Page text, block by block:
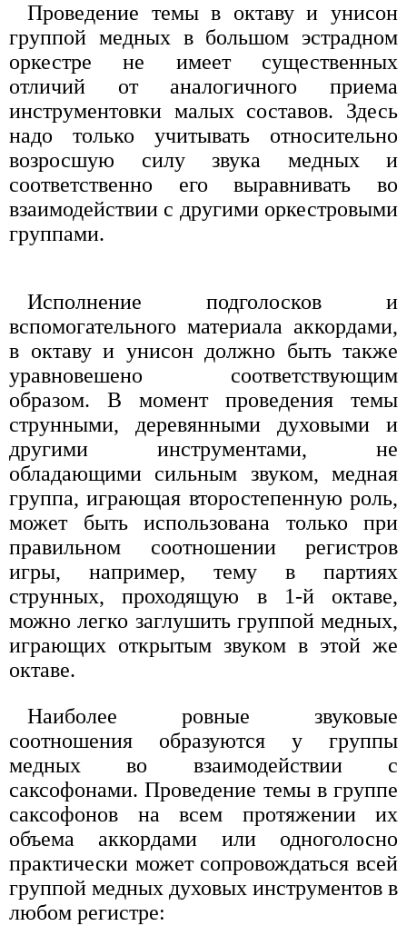
Проведение темы в октаву и унисон
группой медных в большом эстрадном
оркестре не имеет существенных
отличий от аналогичного приема
инструментовки малых составов. Здесь
надо только учитывать относительно
возросшую силу звука медных и
соответственно его выравнивать во
взаимодействии с другими оркестровыми
группами.
Исполнение подголосков и
вспомогательного материала аккордами,
в октаву и унисон должно быть также
уравновешено соответствующим
образом. В момент проведения темы
струнными, деревянными духовыми и
другими инструментами, не
обладающими сильным звуком, медная
группа, играющая второстепенную роль,
может быть использована только при
правильном соотношении регистров
игры, например, тему в партиях
струнных, проходящую в 1-й октаве,
можно легко заглушить группой медных,
играющих открытым звуком в этой же
октаве.
Наиболее ровные звуковые
соотношения образуются у группы
медных во взаимодействии с
саксофонами. Проведение темы в группе
саксофонов на всем протяжении их
объема аккордами или одноголосно
практически может сопровождаться всей
группой медных духовых инструментов в
любом регистре: